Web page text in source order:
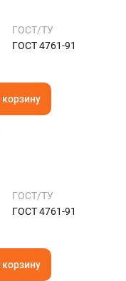
ГОСТ/ТУ
ГОСТ 4761-91
корзину
ГОСТ/ТУ
ГОСТ 4761-91
корзину